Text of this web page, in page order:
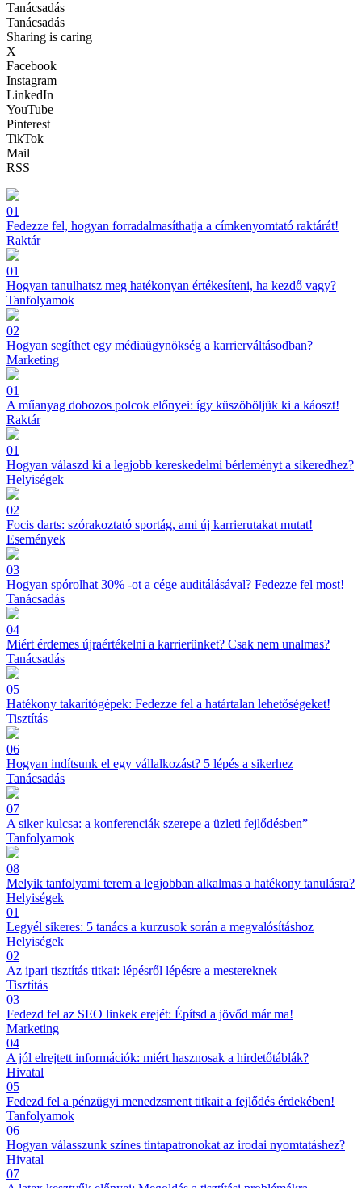
Tanácsadás
Tanácsadás
Sharing is caring
X
Facebook
Instagram
LinkedIn
YouTube
Pinterest
TikTok
Mail
RSS
01
Fedezze fel, hogyan forradalmasíthatja a címkenyomtató raktárát!
Raktár
01
Hogyan tanulhatsz meg hatékonyan értékesíteni, ha kezdő vagy?
Tanfolyamok
02
Hogyan segíthet egy médiaügynökség a karrierváltásodban?
Marketing
01
A műanyag dobozos polcok előnyei: így küszöböljük ki a káoszt!
Raktár
01
Hogyan válaszd ki a legjobb kereskedelmi bérleményt a sikeredhez?
Helyiségek
02
Focis darts: szórakoztató sportág, ami új karrierutakat mutat!
Események
03
Hogyan spórolhat 30% -ot a cége auditálásával? Fedezze fel most!
Tanácsadás
04
Miért érdemes újraértékelni a karrierünket? Csak nem unalmas?
Tanácsadás
05
Hatékony takarítógépek: Fedezze fel a határtalan lehetőségeket!
Tisztítás
06
Hogyan indítsunk el egy vállalkozást? 5 lépés a sikerhez
Tanácsadás
07
A siker kulcsa: a konferenciák szerepe a üzleti fejlődésben”
Tanfolyamok
08
Melyik tanfolyami terem a legjobban alkalmas a hatékony tanulásra?
Helyiségek
01
Legyél sikeres: 5 tanács a kurzusok során a megvalósításhoz
Helyiségek
02
Az ipari tisztítás titkai: lépésről lépésre a mestereknek
Tisztítás
03
Fedezd fel az SEO linkek erejét: Építsd a jövőd már ma!
Marketing
04
A jól elrejtett információk: miért hasznosak a hirdetőtáblák?
Hivatal
05
Fedezd fel a pénzügyi menedzsment titkait a fejlődés érdekében!
Tanfolyamok
06
Hogyan válasszunk színes tintapatronokat az irodai nyomtatáshez?
Hivatal
07